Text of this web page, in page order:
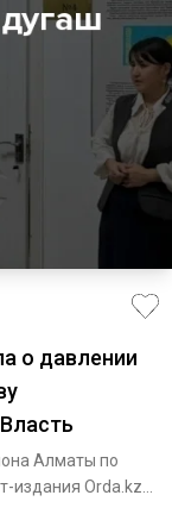
о давлении
Алматы по
издания Orda.kz